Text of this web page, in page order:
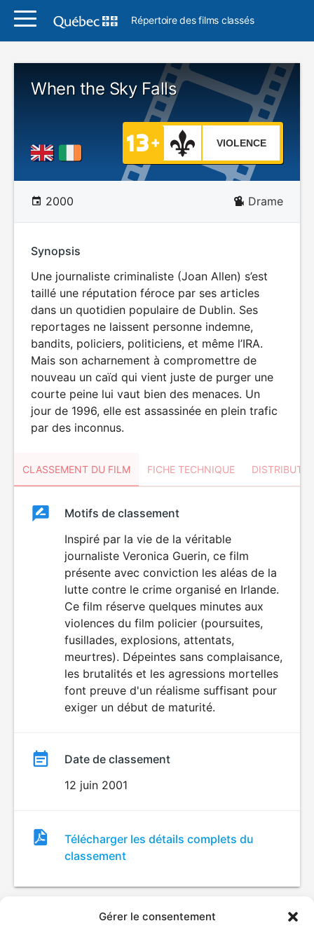
Gérer le consentement
Répertoire des films classés
When the Sky Falls
VIOLENCE
2000 Drame
Synopsis
Une journaliste criminaliste (Joan Allen) s’est
taillé une réputation féroce par ses articles
dans un quotidien populaire de Dublin. Ses
reportages ne laissent personne indemne,
bandits, policiers, politiciens, et même l’IRA.
Mais son acharnement à compromettre de
nouveau un caïd qui vient juste de purger une
courte peine lui vaut bien des menaces. Un
jour de 1996, elle est assassinée en plein trafic
par des inconnus.
CLASSEMENT DU FILM FICHE TECHNIQUE
ClassementClassement
VIOLENCE
Motifs de classement
Inspiré par la vie de la véritable
journaliste Veronica Guerin, ce film
présente avec conviction les aléas de la
lutte contre le crime organisé en Irlande.
Ce film réserve quelques minutes aux
violences du film policier (poursuites,
fusillades, explosions, attentats,
meurtres). Dépeintes sans complaisance,
les brutalités et les agressions mortelles
font preuve d'un réalisme suffisant pour
exiger un début de maturité.
Date de classement
12 juin 2001
Fichier
de
classement
Télécharger les détails complets du
classement